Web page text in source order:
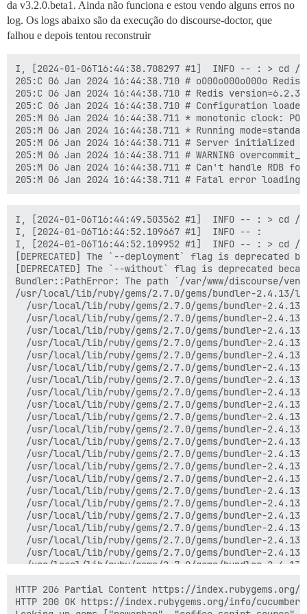
da v3.2.0.beta1. Ainda não funciona e estou vendo alguns erros no
log. Os logs abaixo são da execução do discourse-doctor, que
falhou e depois tentou reconstruir
I, [2024-01-06T16:44:38.708297 #1]  INFO -- : > cd /
205:C 06 Jan 2024 16:44:38.710 # oO0OoO0OoO0Oo Redis
205:C 06 Jan 2024 16:44:38.710 # Redis
205:C 06 Jan 2024 16:44:38.710 # Configuration loaded
205:M 06 Jan 2024 16:44:38.711 * monotonic clock:
205:M 06 Jan 2024 16:44:38.711 * Running
205:M 06 Jan 2024 16:44:38.711 # Server initialized
205:M 06 Jan 2024 16:44:38.711 # WARNING
205:M 06 Jan 2024 16:44:38.711 # Can't handle RDB
I, [2024-01-06T16:44:49.503562 #1]  INFO -- : > cd /
I, [2024-01-06T16:44:52.109667 #1]  INFO -- :
I, [2024-01-06T16:44:52.109952 #1]  INFO -- : > cd
[DEPRECATED] The `--deployment` flag is
[DEPRECATED] The `--without` flag is deprecated
Bundler::PathError: The path `/var/www/discourse/
/usr/local/lib/ruby/gems/2.7.0/gems/bundler-
/usr/local/lib/ruby/gems/2.7.0/gems/bundler-
/usr/local/lib/ruby/gems/2.7.0/gems/bundler-
/usr/local/lib/ruby/gems/2.7.0/gems/bundler-
/usr/local/lib/ruby/gems/2.7.0/gems/bundler-
/usr/local/lib/ruby/gems/2.7.0/gems/bundler-
/usr/local/lib/ruby/gems/2.7.0/gems/bundler-
/usr/local/lib/ruby/gems/2.7.0/gems/bundler-
/usr/local/lib/ruby/gems/2.7.0/gems/bundler-
/usr/local/lib/ruby/gems/2.7.0/gems/bundler-
/usr/local/lib/ruby/gems/2.7.0/gems/bundler-
/usr/local/lib/ruby/gems/2.7.0/gems/bundler-
/usr/local/lib/ruby/gems/2.7.0/gems/bundler-
/usr/local/lib/ruby/gems/2.7.0/gems/bundler-
/usr/local/lib/ruby/gems/2.7.0/gems/bundler-
/usr/local/lib/ruby/gems/2.7.0/gems/bundler-
/usr/local/lib/ruby/gems/2.7.0/gems/bundler-
/usr/local/lib/ruby/gems/2.7.0/gems/bundler-
/usr/local/lib/ruby/gems/2.7.0/gems/bundler-
/usr/local/lib/ruby/gems/2.7.0/gems/bundler-
/usr/local/lib/ruby/gems/2.7.0/gems/bundler-
/usr/local/lib/ruby/gems/2.7.0/gems/bundler-
/usr/local/lib/ruby/gems/2.7.0/gems/bundler-
/usr/local/lib/ruby/gems/2.7.0/gems/bundler-
/usr/local/lib/ruby/gems/2.7.0/gems/bundler-
HTTP 206 Partial Content https://index.rubygems.org/
HTTP 200 OK https://index.rubygems.org/info/